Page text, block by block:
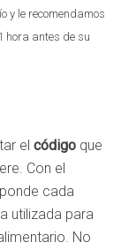
y le recomendamos
hora antes de su
el código que
Con el
cada
utilizada para
No